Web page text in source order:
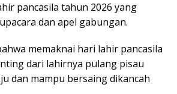
pancasila tahun 2026 yang
dan apel gabungan.
memaknai hari lahir pancasila
dari lahirnya pulang pisau
dan mampu bersaing dikancah